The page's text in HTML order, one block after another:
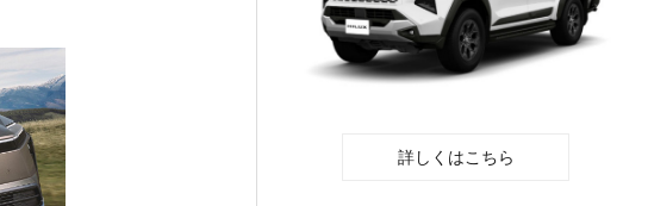
詳しくはこちら